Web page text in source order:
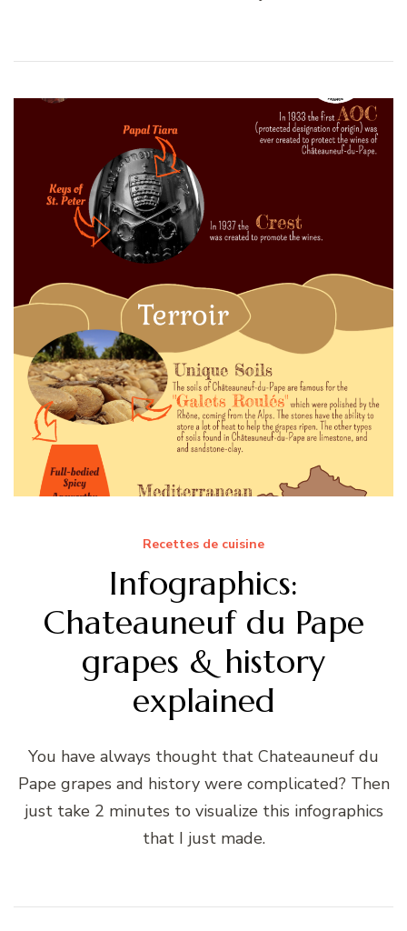
Recettes de cuisine
Infographics:
Chateauneuf du Pape
grapes & history
explained
You have always thought that Chateauneuf du
Pape grapes and history were complicated? Then
just take 2 minutes to visualize this infographics
that I just made.